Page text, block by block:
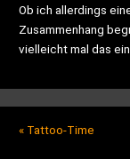
Ob ich allerdings
Zusammenhang
vielleicht mal das
« Tattoo-Time